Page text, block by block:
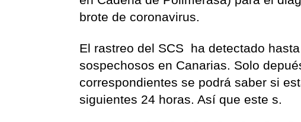
brote de coronavirus.
El rastreo del SCS ha detectado
sospechosos en Canarias. Solo
correspondientes se podrá saber si
siguientes 24 horas. Así que este s.